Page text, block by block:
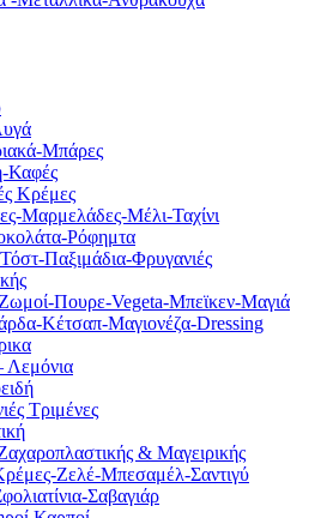
Μπάρες
Καφές
Κρέμες
Μαρμελάδες-Μέλι-Ταχίνι
Ρόφημτα
Παξιμάδια-Φρυγανιές
Πουρε-Vegeta-Μπεϊκεν-Μαγιά
Κέτσαπ-Μαγιονέζα-Dressing
Λεμόνια
Τριμένες
& Μαγειρικής
Ζελέ-Μπεσαμέλ-Σαντιγύ
Σαβαγιάρ